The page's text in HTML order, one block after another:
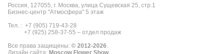
Россия, 127055, г. Москва, улица Сущевская 25, стр.1
Бизнес-центр "Атмосфера" 5 этаж
Тел. : +7 (905) 719-43-28
+7 (925) 258-37-55 – отдел продаж
Все права защищены: © 2012-2026.
Дизайн сайта: Moscow Flower Show